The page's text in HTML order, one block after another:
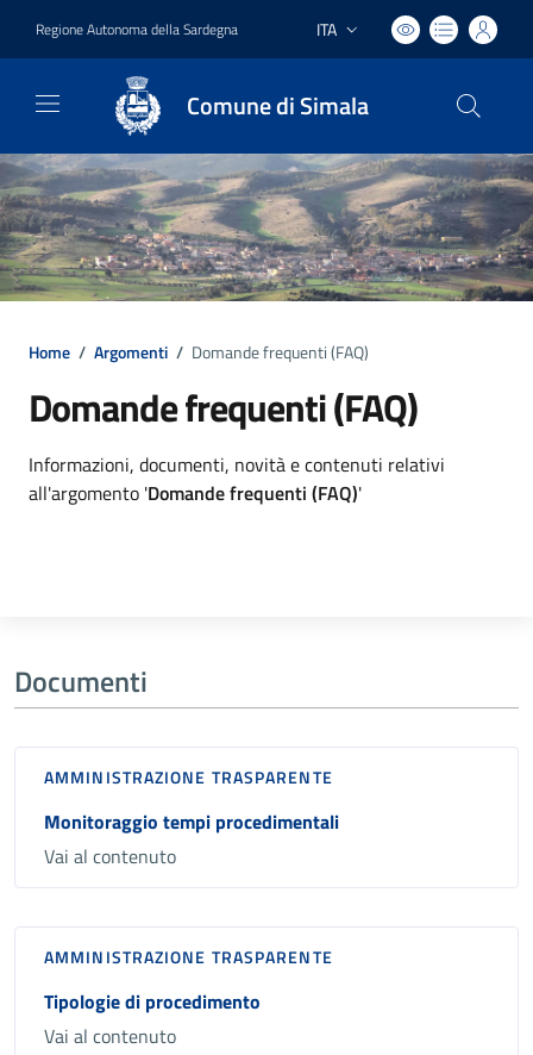
Regione Autonoma della Sardegna Lingua attiva:
ITA
Comune di Simala
Home / Argomenti / Domande frequenti (FAQ)
Domande frequenti (FAQ)
Dettagli argomento
Informazioni, documenti, novità e contenuti relativi
all'argomento 'Domande frequenti (FAQ)'
Documenti
AMMINISTRAZIONE TRASPARENTE
Monitoraggio tempi procedimentali
Vai al contenuto
AMMINISTRAZIONE TRASPARENTE
Tipologie di procedimento
Vai al contenuto